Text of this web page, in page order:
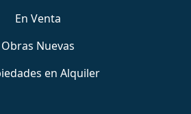
En Venta
Obras Nuevas
en Alquiler